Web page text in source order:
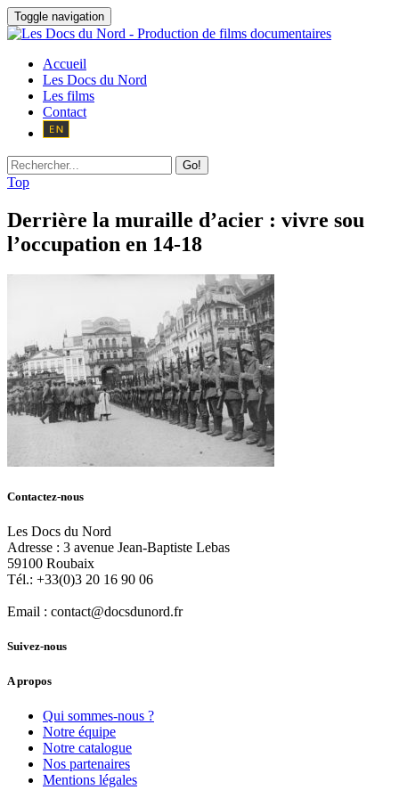
Toggle navigation
Accueil
Les Docs du Nord
Les films
Contact
Go!
Top
Derrière la muraille d’acier : vivre sou
l’occupation en 14-18
Contactez-nous
Les Docs du Nord
Adresse : 3 avenue Jean-Baptiste Lebas
59100 Roubaix
Tél.: +33(0)3 20 16 90 06
Email : contact@docsdunord.fr
Suivez-nous
A propos
Qui sommes-nous ?
Notre équipe
Notre catalogue
Nos partenaires
Mentions légales